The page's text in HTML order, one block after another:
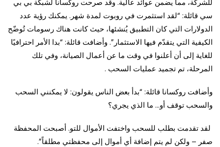
للشركة، مما يضمن عوائد عالية. وقد صرحت روكسانا لشبكة بي بي
سي قائلة: “لقد استثمرت في روبوت لمدة شهر. يمكنك رؤية عدد
الدولارات التي كان التطبيق يُنشئها، حيث كانت هناك رسومات تُوضّح
الكيفية التي يتقدّم فيها الاستثمار”. وأضافت قائلة: “بدا الأمر احترافيًا
للغاية إلى أن أعلنوا في وقت ما عن أعمال الصيانة، وفي تلك
المرحلة، تم تجميد عمليات السحب .
وأضافت روكسانا قائلة: “بدأ بعض الناس يقولون: لا يمكنني السحب
والسحب توقف أو… ما الذي يجري؟
لقد تقدمت بطلب للسحب واختفت الأموال للتو. أصبحت المحفظة
صفر – ولكن لم يتم إضافة أي أموال إلى محفظتي مطلقاً”.